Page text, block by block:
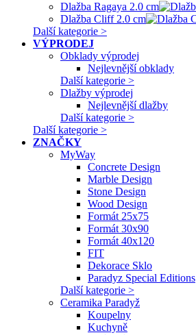
Dlažba Ragaya 2.0 cm
Dlažba Cliff 2.0 cm
Další kategorie >
VÝPRODEJ
Obklady výprodej
Nejlevnější obklady
Další kategorie >
Dlažby výprodej
Nejlevnější dlažby
Další kategorie >
Další kategorie >
ZNAČKY
MyWay
Concrete Design
Marble Design
Stone Design
Wood Design
Formát 25x75
Formát 30x90
Formát 40x120
FIT
Dekorace Sklo
Paradyz Special Editions
Další kategorie >
Ceramika Paradyž
Koupelny
Kuchyně